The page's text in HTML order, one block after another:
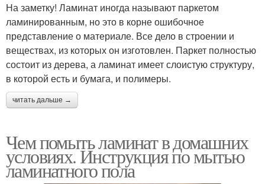
На заметку! Ламинат иногда называют паркетом
ламинированным, но это в корне ошибочное
представление о материале. Все дело в строении и
веществах, из которых он изготовлен. Паркет полностью
состоит из дерева, а ламинат имеет слоистую структуру,
в которой есть и бумага, и полимеры.
читать дальше →
Чем помыть ламинат в домашних
условиях. Инструкция по мытью
ламинатного пола